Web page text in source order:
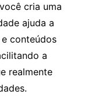
cria uma
ajuda a
conteúdos
a
realmente